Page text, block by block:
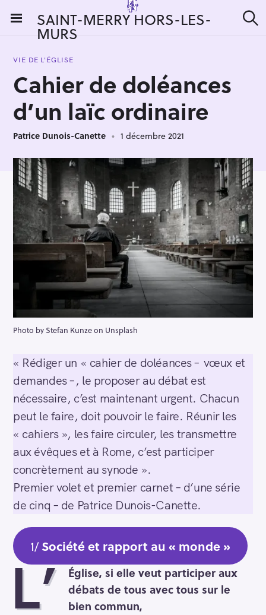
i
SAINT-MERRY HORS-LES-
MURS e
VIE DE L'ÉGLISE
Cahier de doléances
d’un laïc ordinaire
Patrice Dunois-Canette 1 décembre 2021
Photo by Stefan Kunze on Unsplash
« Rédiger un « cahier de doléances – vœux et
demandes –, le proposer au débat est
nécessaire, c’est maintenant urgent. Chacun
peut le faire, doit pouvoir le faire. Réunir les
« cahiers », les faire circuler, les transmettre
aux évêques et à Rome, c’est participer
concrètement au synode ».
Premier volet et premier carnet – d’une série
de cinq – de Patrice Dunois-Canette.
1/Société et rapport au « monde »
L’
Église, si elle veut participer aux
débats de tous avec tous sur le
bien commun,